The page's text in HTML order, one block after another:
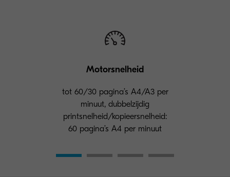
Motorsnelheid
tot 60/30 pagina’s A4/A3 per
minuut, dubbelzijdig
printsnelheid/kopieersnelheid:
60 pagina’s A4 per minuut